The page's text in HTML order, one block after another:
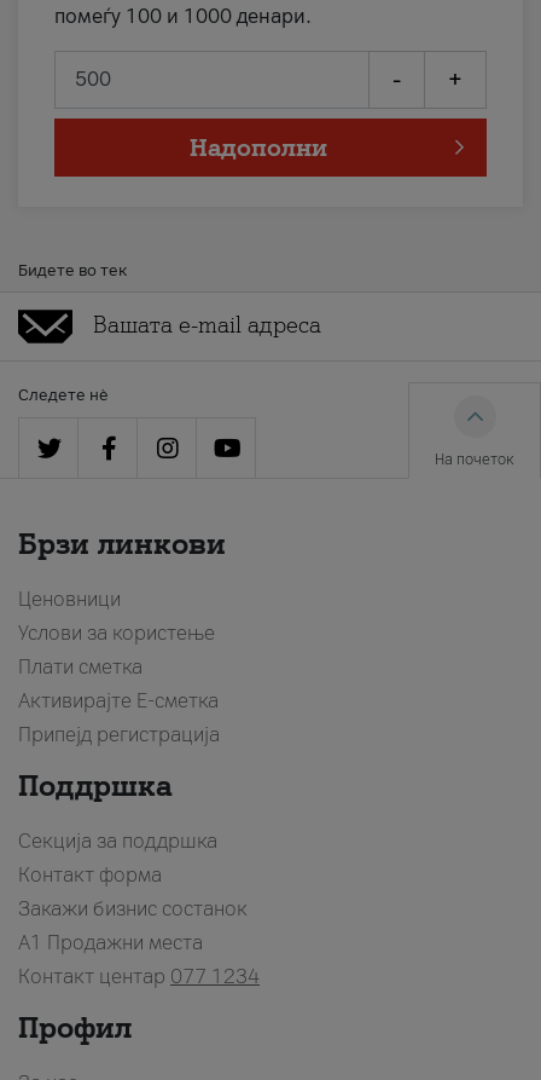
помеѓу 100 и 1000 денари.
- +
Надополни
Бидете во тек
Следете нè
На почеток
Брзи линкови
Ценовници
Услови за користење
Плати сметка
Активирајте Е-сметка
Припејд регистрација
Поддршка
Секција за поддршка
Контакт форма
Закажи бизнис состанок
A1 Продажни места
Контакт центар 077 1234
Профил